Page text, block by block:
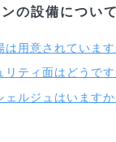
の設備について
用意されています
ティ面はどうです
ルジュはいますか